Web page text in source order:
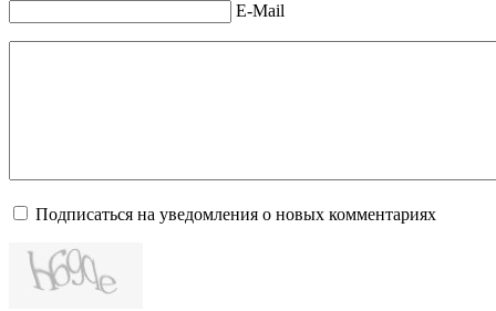
E-Mail
Подписаться на уведомления о новых комментариях